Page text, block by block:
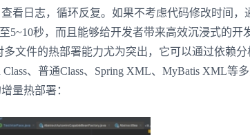
看日志，循环反复。如果不考虑代码修改时间，
5~10秒，而且能够给开发者带来高效沉浸式的开
文件的热部署能力尤为突出，它可以通过依赖分
、普通Class、Spring XML、MyBatis XML等
量热部署：